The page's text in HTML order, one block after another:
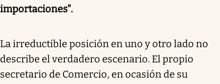
importaciones".
La irreductible posición en uno y otro lado no
describe el verdadero escenario. El propio
secretario de Comercio, en ocasión de su